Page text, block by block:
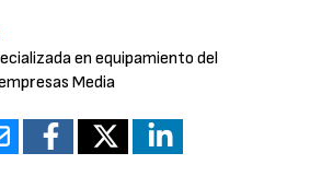
en equipamiento del
Media